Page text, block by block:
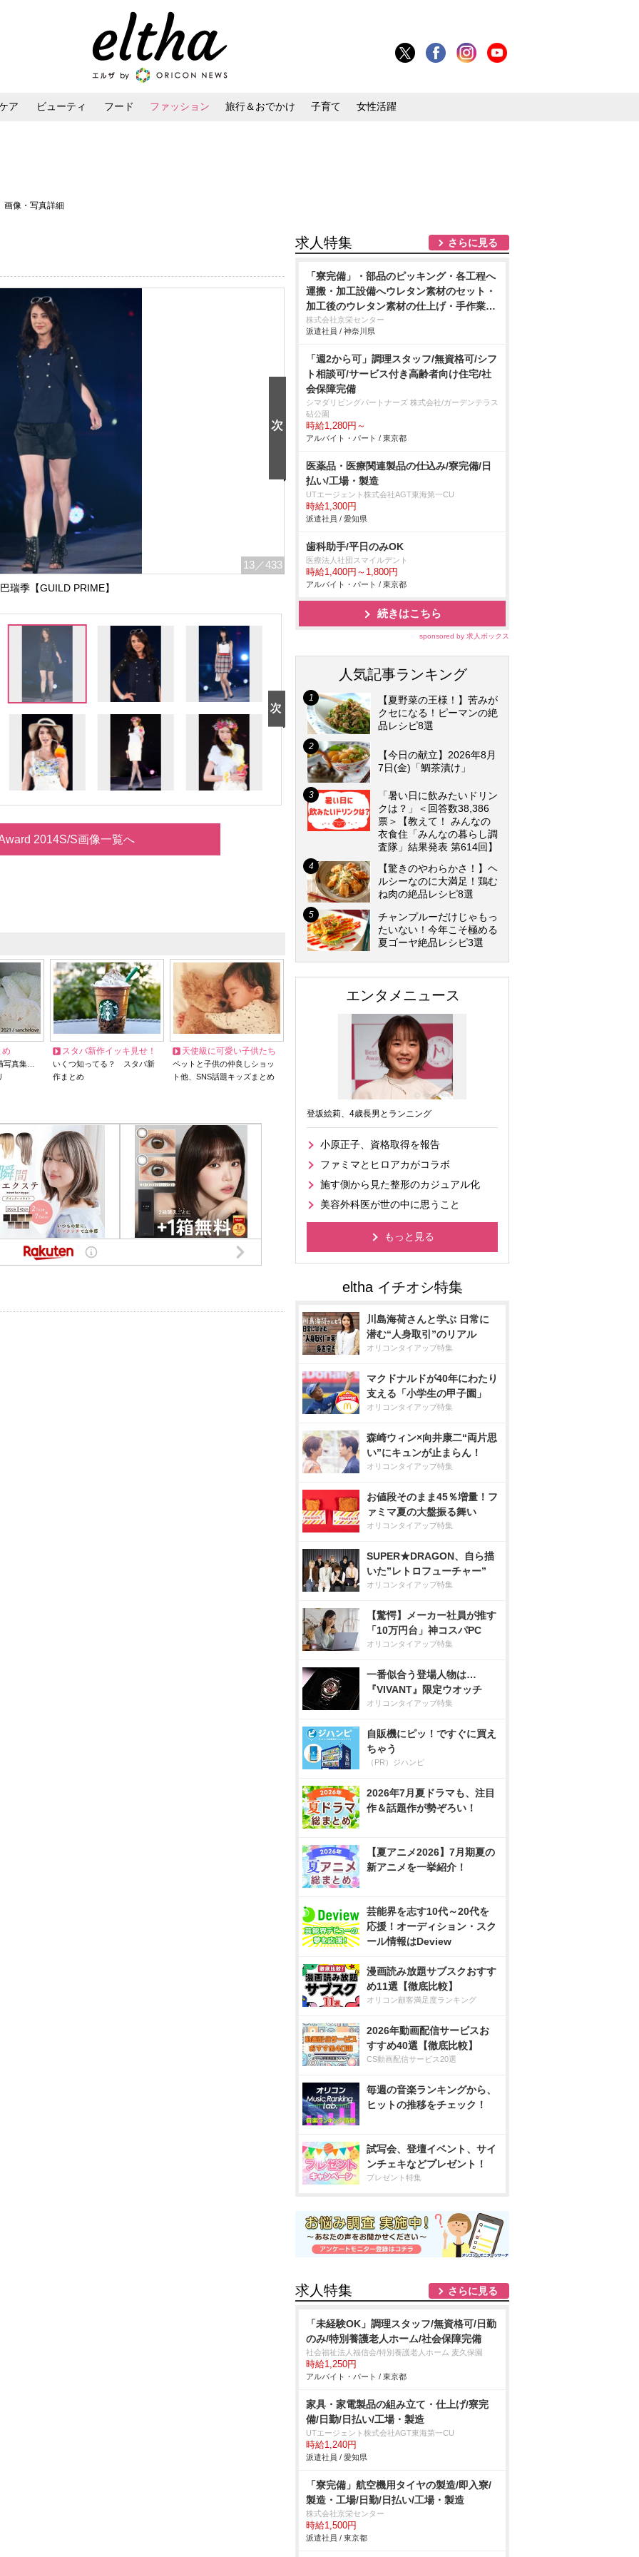
ア ビューティ フード ファッション 旅行＆おでかけ 子育て 女性活躍
画像・写真詳細
13 ／433
瑞季【GUILD PRIME】
2014S/S画像一覧へ
め
写真集…
スタバ新作イッキ見せ！
いくつ知ってる？ スタバ新
作まとめ
天使級に可愛い子供たち
ペットと子供の仲良しショッ
ト他、SNS話題キッズまとめ
求人特集 さらに見る
「寮完備」・部品のピッキング・各工程へ
運搬・加工設備へウレタン素材のセット・
加工後のウレタン素材の仕上げ・手作業
エアドライバーを使用しての車用シートの
組付け・製品の検査作業/即入寮/製造・工
株式会社京栄センター
派遣社員 / 神奈川県
「週2から可」調理スタッフ/無資格可/シフ
ト相談可/サービス付き高齢者向け住宅/社
会保障完備
シマダリビングパートナーズ 株式会社/ガーデンテラス
砧公園
時給1,280円～
アルバイト・パート / 東京都
医薬品・医療関連製品の仕込み/寮完備/日
払い/工場・製造
UTエージェント株式会社AGT東海第一CU
時給1,300円
派遣社員 / 愛知県
歯科助手/平日のみOK
医療法人社団スマイルデント
時給1,400円～1,800円
アルバイト・パート / 東京都
続きはこちら
sponsored by 求人ボックス
人気記事ランキング
【夏野菜の王様！】苦みが
クセになる！ピーマンの絶
品レシピ8選
【今日の献立】2026年8月
7日(金)「鯛茶漬け」
「暑い日に飲みたいドリン
クは？」＜回答数38,386
票＞【教えて！ みんなの
衣食住「みんなの暮らし調
査隊」結果発表 第614回】
【驚きのやわらかさ！】ヘ
ルシーなのに大満足！鶏む
ね肉の絶品レシピ8選
チャンプルーだけじゃもっ
たいない！今年こそ極める
夏ゴーヤ絶品レシピ3選
エンタメニュース
登坂絵莉、4歳長男とランニング
小原正子、資格取得を報告
ファミマとヒロアカがコラボ
施す側から見た整形のカジュアル化
美容外科医が世の中に思うこと
もっと見る
川島海荷さんと学ぶ 日常に
潜む“人身取引”のリアル
オリコンタイアップ特集
マクドナルドが40年にわたり
支える「小学生の甲子園」
オリコンタイアップ特集
森崎ウィン×向井康二“両片思
い”にキュンが止まらん！
オリコンタイアップ特集
お値段そのまま45％増量！フ
ァミマ夏の大盤振る舞い
オリコンタイアップ特集
SUPER★DRAGON、自ら描
いた”レトロフューチャー”
オリコンタイアップ特集
【驚愕】メーカー社員が推す
「10万円台」神コスパPC
オリコンタイアップ特集
一番似合う登場人物は…
『VIVANT』限定ウオッチ
オリコンタイアップ特集
自販機にピッ！ですぐに買え
ちゃう
（PR）ジハンピ
2026年7月夏ドラマも、注目
作＆話題作が勢ぞろい！
【夏アニメ2026】7月期夏の
新アニメを一挙紹介！
芸能界を志す10代～20代を
応援！オーディション・スク
ール情報はDeview
漫画読み放題サブスクおすす
め11選【徹底比較】
オリコン顧客満足度ランキング
2026年動画配信サービスお
すすめ40選【徹底比較】
CS動画配信サービス20選
毎週の音楽ランキングから、
ヒットの推移をチェック！
試写会、登壇イベント、サイ
ンチェキなどプレゼント！
プレゼント特集
求人特集 さらに見る
「未経験OK」調理スタッフ/無資格可/日勤
のみ/特別養護老人ホーム/社会保障完備
社会福祉法人福信会/特別養護老人ホーム 麦久保園
時給1,250円
アルバイト・パート / 東京都
家具・家電製品の組み立て・仕上げ/寮完
備/日勤/日払い/工場・製造
UTエージェント株式会社AGT東海第一CU
時給1,240円
派遣社員 / 愛知県
「寮完備」航空機用タイヤの製造/即入寮/
製造・工場/日勤/日払い/工場・製造
株式会社京栄センター
時給1,500円
派遣社員 / 東京都